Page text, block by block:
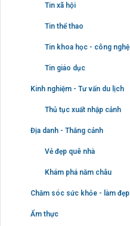
Tin xã hội
Tin thể thao
Tin khoa học - công nghệ
Tin giáo dục
Kinh nghiệm - Tư vấn du lịch
Thủ tục xuất nhập cảnh
Địa danh - Thắng cảnh
Vẻ đẹp quê nhà
Khám phá năm châu
Chăm sóc sức khỏe - làm đẹp
Ẩm thực